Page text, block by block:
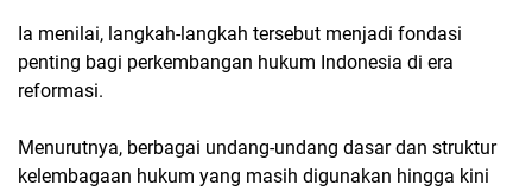
Ia menilai, langkah-langkah tersebut menjadi fondasi
penting bagi perkembangan hukum Indonesia di era
reformasi.
Menurutnya, berbagai undang-undang dasar dan struktur
kelembagaan hukum yang masih digunakan hingga kini